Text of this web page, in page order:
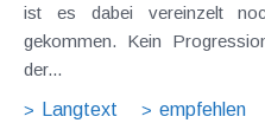
ist es dabei vereinzelt
gekommen. Kein Progressionsvorbehalt bei der Erhöhung
der...
Langtext
empfehlen